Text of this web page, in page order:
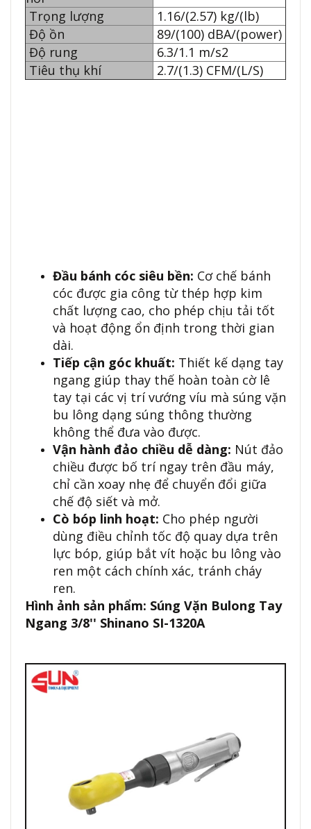
Trọng lượng
1.16/(2.57) kg/(lb)
Độ ồn
89/(100) dBA/(power)
Độ rung
6.3/1.1 m/s2
Tiêu thụ khí
2.7/(1.3) CFM/(L/S)
Đầu bánh cóc siêu bền: Cơ chế bánh
cóc được gia công từ thép hợp kim
chất lượng cao, cho phép chịu tải tốt
và hoạt động ổn định trong thời gian
dài.
Tiếp cận góc khuất: Thiết kế dạng tay
ngang giúp thay thế hoàn toàn cờ lê
tay tại các vị trí vướng víu mà súng vặn
bu lông dạng súng thông thường
không thể đưa vào được.
Vận hành đảo chiều dễ dàng: Nút đảo
chiều được bố trí ngay trên đầu máy,
chỉ cần xoay nhẹ để chuyển đổi giữa
chế độ siết và mở.
Cò bóp linh hoạt: Cho phép người
dùng điều chỉnh tốc độ quay dựa trên
lực bóp, giúp bắt vít hoặc bu lông vào
ren một cách chính xác, tránh cháy
ren.
Hình ảnh sản phẩm: Súng Vặn Bulong Tay
Ngang 3/8'' Shinano SI-1320A